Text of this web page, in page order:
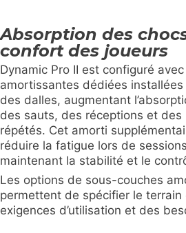
Absorption des
confort des joueurs
Dynamic Pro II est configuré
amortissantes dédiées
des dalles, augmentant
des sauts, des réceptions et des
répétés. Cet amorti
réduire la fatigue lors de
maintenant la stabilité et le
Les options de sous-couches
permettent de spécifier le terrain
exigences d’utilisation et des